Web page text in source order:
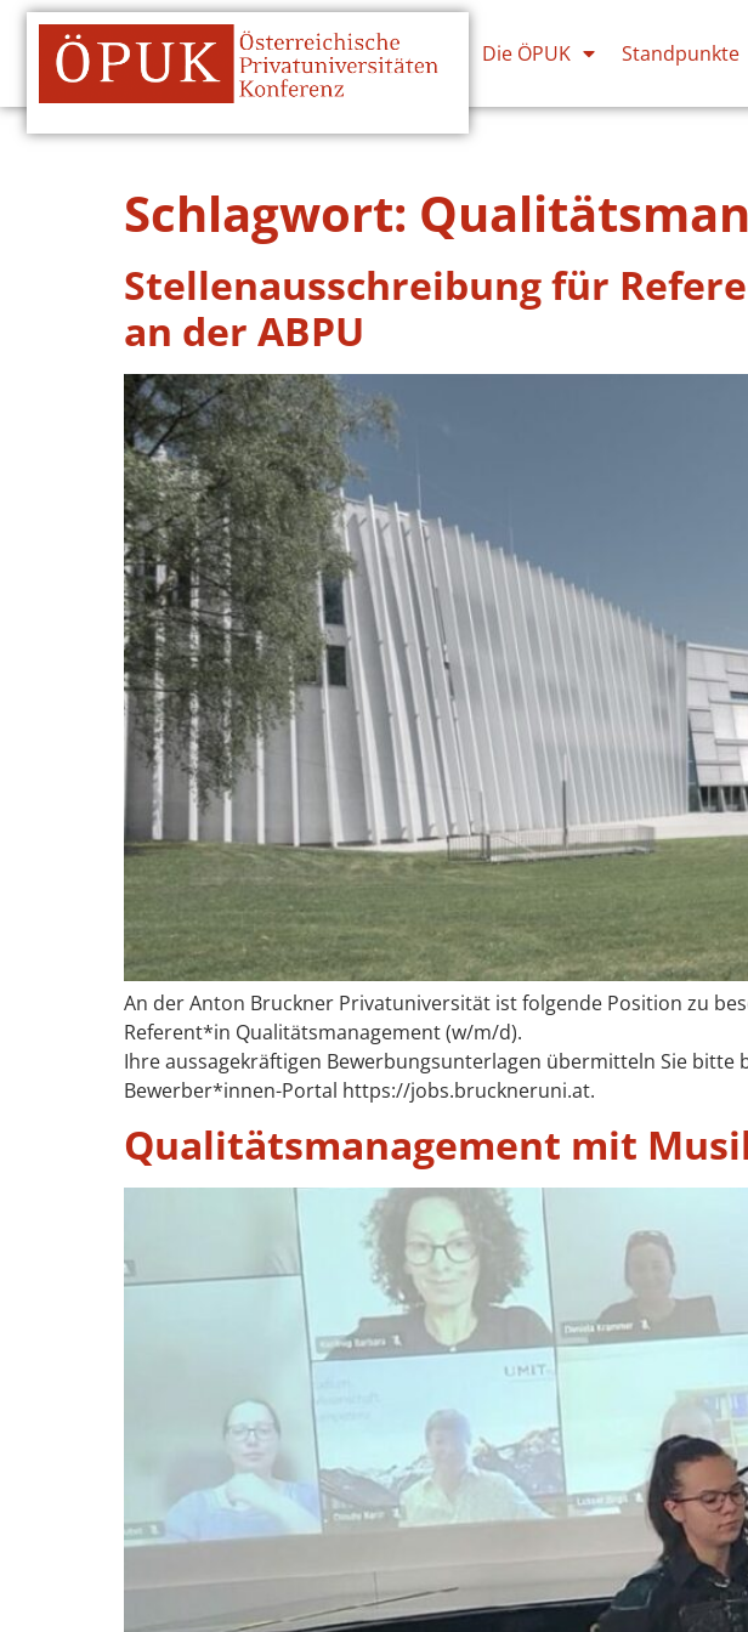
Die ÖPUK Standpunkte
Schlagwort:
Stellenausschreibung für
an der ABPU
An der Anton Bruckner Privatuniversität ist folgende Position zu
Referent*in Qualitätsmanagement (w/m/d).
Ihre aussagekräftigen Bewerbungsunterlagen übermitteln Sie bitte
Bewerber*innen-Portal https://jobs.bruckneruni.at.
Qualitätsmanagement mit